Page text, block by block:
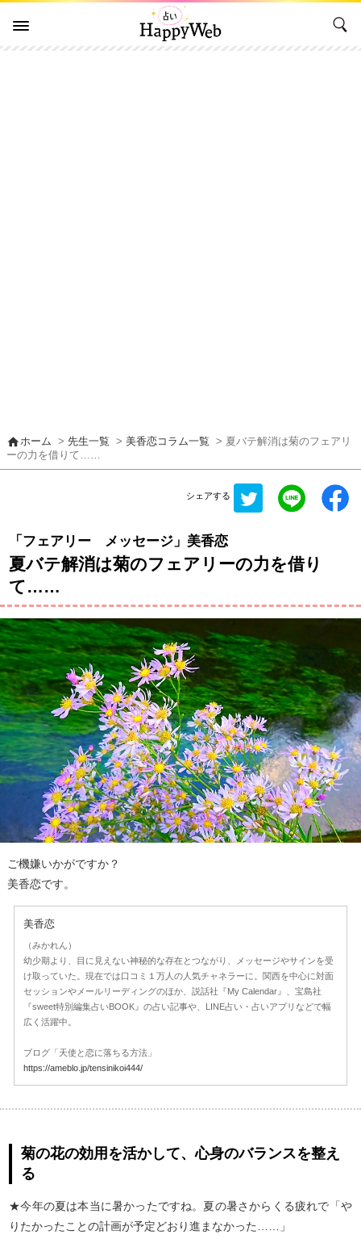
homeホーム >先生一覧 >美香恋コラム一覧
> 夏バテ解消は菊のフェアリ
ーの力を借りて……
シェアする
「フェアリー メッセージ」美香恋
夏バテ解消は菊のフェアリーの力を借り
て……
ご機嫌いかがですか？
美香恋です。
美香恋
（みかれん）
幼少期より、目に見えない神秘的な存在とつながり、メッセージやサインを受
け取っていた。現在では口コミ１万人の人気チャネラーに。関西を中心に対面
セッションやメールリーディングのほか、説話社『My Calendar』、宝島社
『sweet特別編集占いBOOK』の占い記事や、LINE占い・占いアプリなどで幅
広く活躍中。
ブログ「天使と恋に落ちる方法」
https://ameblo.jp/tensinikoi444/
菊の花の効用を活かして、心身のバランスを整え
る
★今年の夏は本当に暑かったですね。夏の暑さからくる疲れで「や
りたかったことの計画が予定どおり進まなかった……」